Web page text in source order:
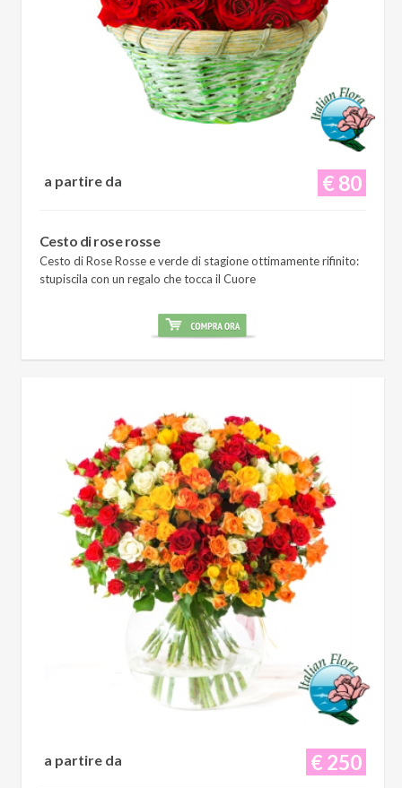
€ 80
a partire da
Cesto di rose rosse
Cesto di Rose Rosse e verde di stagione ottimamente rifinito:
stupiscila con un regalo che tocca il Cuore
€ 250
a partire da